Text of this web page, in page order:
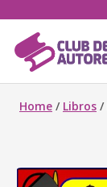
Home / Libros /